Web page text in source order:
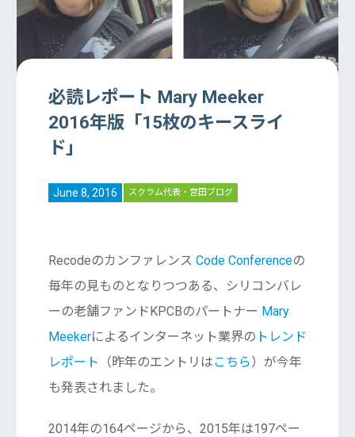
必読レポート Mary Meeker
2016年版「15枚のキースライ
ド」
June 8, 2016 スクラム代表・宮田ブログ
Recodeのカンファレンス Code Conferenceの
毎年の見ものとなりつつある、シリコンバレ
ーの老舗ファンドKPCBのパートナー Mary
Meekerによるインターネット業界の トレンド
レポート （昨年のエントリはこちら）が今年
も発表されました。
2014年の164ページから、2015年は197ペー